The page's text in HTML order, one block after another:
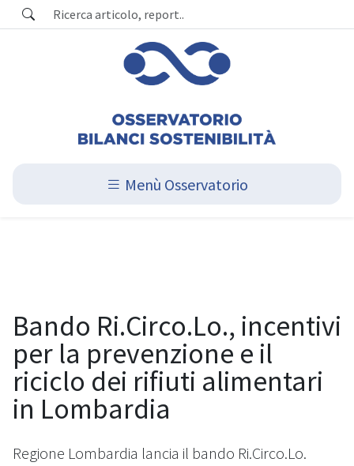
Menù Osservatorio
Bando Ri.Circo.Lo., incentivi
per la prevenzione e il
riciclo dei rifiuti alimentari
in Lombardia
Regione Lombardia lancia il bando Ri.Circo.Lo.